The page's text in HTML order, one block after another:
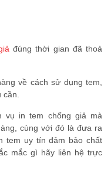
đúng thời gian đã thoả
về cách sử dụng tem,
vụ in tem chống giả mà
cùng với đó là đưa ra
tem uy tín đảm bảo chất
mắc gì hãy liên hệ trực